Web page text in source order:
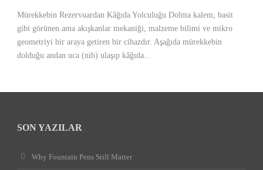
Mürekkebin Rezervuardan Kâğıda Yolculuğu Dolma kalem, basit
gibi görünen ama akışkanlar mekaniği, malzeme bilimi ve mikro
geometriyi bir araya getiren bir cihazdır. Aşağıda mürekkebin
dolduğu andan uca (nib) ulaşıp kâğıda...
SON YAZILAR
Why Fountain Pens Still Matter